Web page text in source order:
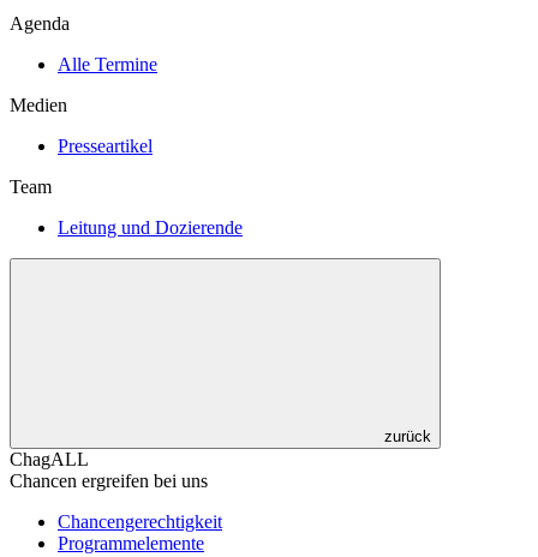
Agenda
Alle Termine
Medien
Presseartikel
Team
Leitung und Dozierende
zurück
ChagALL
Chancen ergreifen bei uns
Chancengerechtigkeit
Programmelemente